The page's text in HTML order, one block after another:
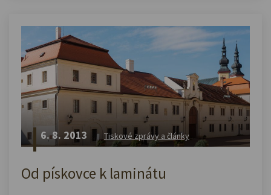
6. 8. 2013 Tiskové zprávy a články
Od pískovce k laminátu